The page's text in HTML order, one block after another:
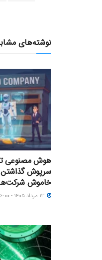
نوشته‌های
هوش مصنوعی
سرپوش
خاموش